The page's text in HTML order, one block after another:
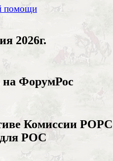
помощи
2026г.
на ФорумРос
Комиссии РОРС
РОС